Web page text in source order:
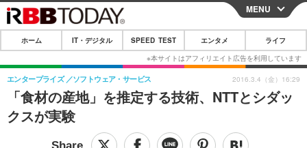
CLOSE
ホーム
IT・デジタル
IT・デジタルTOP スマートフォン
SPEED TEST
MENU
ホーム IT・デジタル SPEED TEST エンタメ ライフ
「食材の産地」を推定する技術、NTTとシダッ
クスが実験
エンタープライズ ソフトウェア・サービス 2016.3.4（金）16:29